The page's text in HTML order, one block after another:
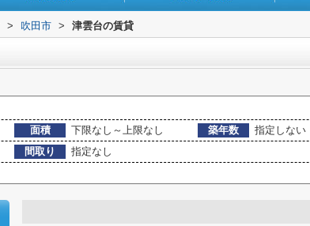
> 吹田市 > 津雲台の賃貸
面積 下限なし～上限なし 築年数
指定しない
間取り
指定なし